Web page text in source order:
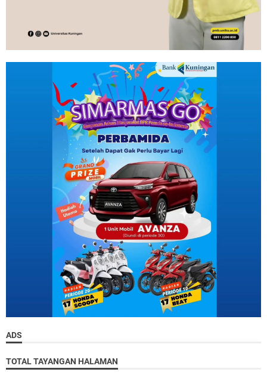
ADS
TOTAL TAYANGAN HALAMAN